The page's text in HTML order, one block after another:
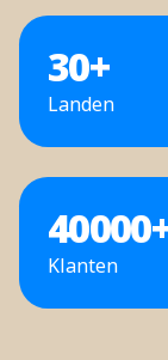
30+
Landen
40000
Klanten